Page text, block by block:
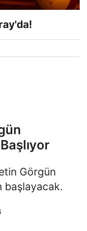
Görgün
başlayacak.